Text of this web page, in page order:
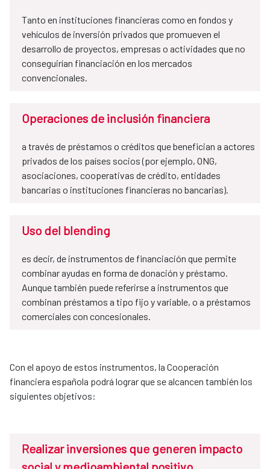
Tanto en instituciones financieras como en fondos y
vehículos de inversión privados que promueven el
desarrollo de proyectos, empresas o actividades que no
conseguirían financiación en los mercados
convencionales.
Operaciones de inclusión financiera
a través de préstamos o créditos que benefician a actores
privados de los países socios (por ejemplo, ONG,
asociaciones, cooperativas de crédito, entidades
bancarias o instituciones financieras no bancarias).
Uso del blending
es decir, de instrumentos de financiación que permite
combinar ayudas en forma de donación y préstamo.
Aunque también puede referirse a instrumentos que
combinan préstamos a tipo fijo y variable, o a préstamos
comerciales con concesionales.
Con el apoyo de estos instrumentos, la Cooperación
financiera española podrá lograr que se alcancen también los
siguientes objetivos:
Realizar inversiones que generen impacto